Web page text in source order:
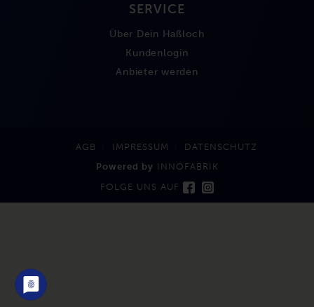
SERVICE
Über Dein Haßloch
Kundenlogin
Anbieter werden
AGB IMPRESSUM
DATENSCHUTZ
Powered by INNOFABRIK
FOLGE UNS AUF